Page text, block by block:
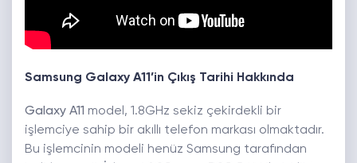
Samsung Galaxy A11’in Çıkış Tarihi Hakkında
Galaxy A11 model, 1.8GHz sekiz çekirdekli bir
işlemciye sahip bir akıllı telefon markası olmaktadır.
Bu işlemcinin modeli henüz Samsung tarafından